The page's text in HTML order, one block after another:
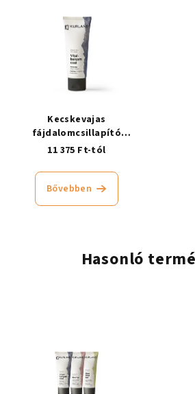
Kecskevajas
fájdalomcsillapító
ízületbalzsam, hűsítő
11 375 Ft-tól
Bővebben
Hasonló